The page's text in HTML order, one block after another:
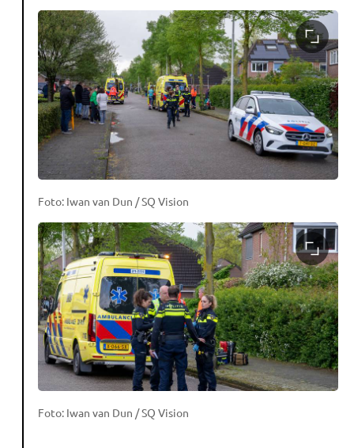
Foto: Iwan van Dun / SQ Vision
Foto: Iwan van Dun / SQ Vision